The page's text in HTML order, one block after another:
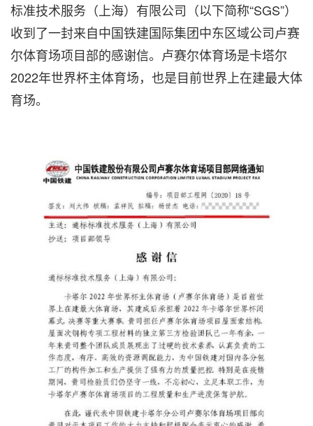
标准技术服务（上海）有限公司（以下简称“SGS”）
收到了一封来自中国铁建国际集团中东区域公司卢赛
尔体育场项目部的感谢信。卢赛尔体育场是卡塔尔
2022年世界杯主体育场，也是目前世界上在建最大体
育场。